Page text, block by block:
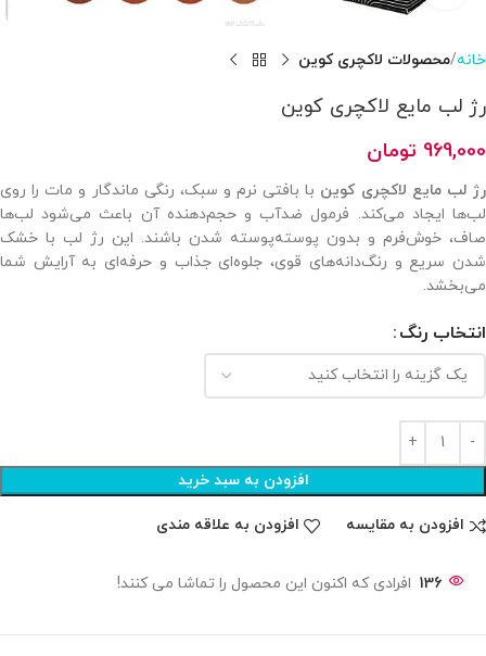
خانه محصولات لاکچری کوین
رژ لب مایع لاکچری کوین
969,000 تومان
رژ لب مایع لاکچری کوین با بافتی نرم و سبک، رنگی ماندگار و مات را روی
لب‌ها ایجاد می‌کند. فرمول ضدآب و حجم‌دهنده آن باعث می‌شود لب‌ها
صاف، خوش‌فرم و بدون پوسته‌پوسته شدن باشند. این رژ لب با خشک
شدن سریع و رنگ‌دانه‌های قوی، جلوه‌ای جذاب و حرفه‌ای به آرایش شما
می‌بخشد.
انتخاب رنگ
افزودن به سبد خرید
افزودن به مقایسه افزودن به علاقه مندی
136 افرادی که اکنون این محصول را تماشا می کنند!